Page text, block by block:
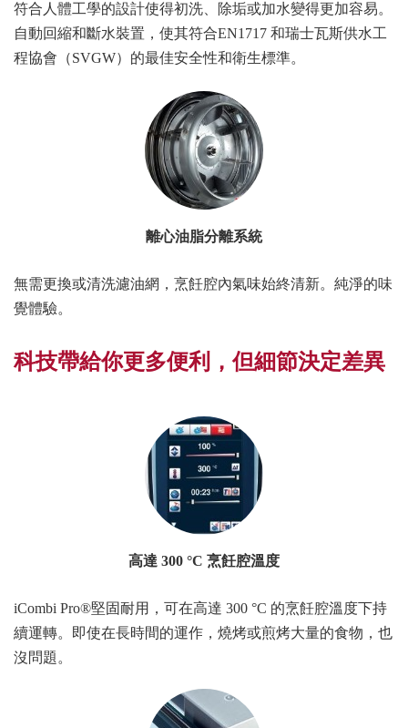
符合人體工學的設計使得初洗、除垢或加水變得更加容易。
自動回縮和斷水裝置，使其符合EN1717 和瑞士瓦斯供水工
程協會（SVGW）的最佳安全性和衛生標準。
離心油脂分離系統
無需更換或清洗濾油網，烹飪腔內氣味始終清新。純淨的味
覺體驗。
科技帶給你更多便利，但細節決定差異
高達 300 °C 烹飪腔溫度
iCombi Pro®堅固耐用，可在高達 300 °C 的烹飪腔溫度下持
續運轉。即使在長時間的運作，燒烤或煎烤大量的食物，也
沒問題。